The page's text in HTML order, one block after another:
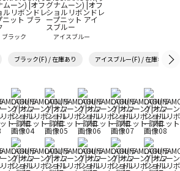
ブラック アイスブルー
ブラック(F) / 在庫あり アイスブルー(F) / 在庫なし